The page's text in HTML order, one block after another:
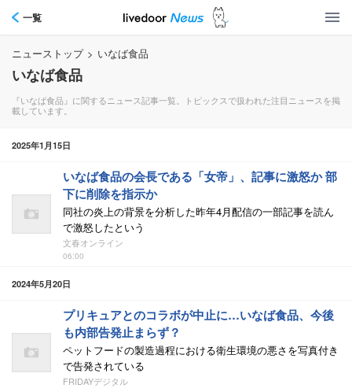
一覧
ニューストップ > いなば食品
いなば食品
『いなば食品』に関するニュース記事一覧。トピックスで扱われた注目ニュースを掲
載しています。
2025年1月15日
いなば食品の会長である「女帝」、記事に激怒か 部
下に削除を指示か
同社の炎上の背景を分析した昨年4月配信の一部記事を読ん
で激怒したという
文春オンライン
06:00
2024年5月20日
プリキュアとのコラボが中止に…いなば食品、今後
も内部告発止まらず？
ペットフードの製造過程における衛生環境の悪さを写真付き
で告発されている
FRIDAYデジタル